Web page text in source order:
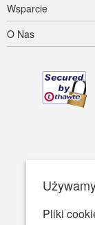
Pliki
Wsparcie
O Nas
Dostępność